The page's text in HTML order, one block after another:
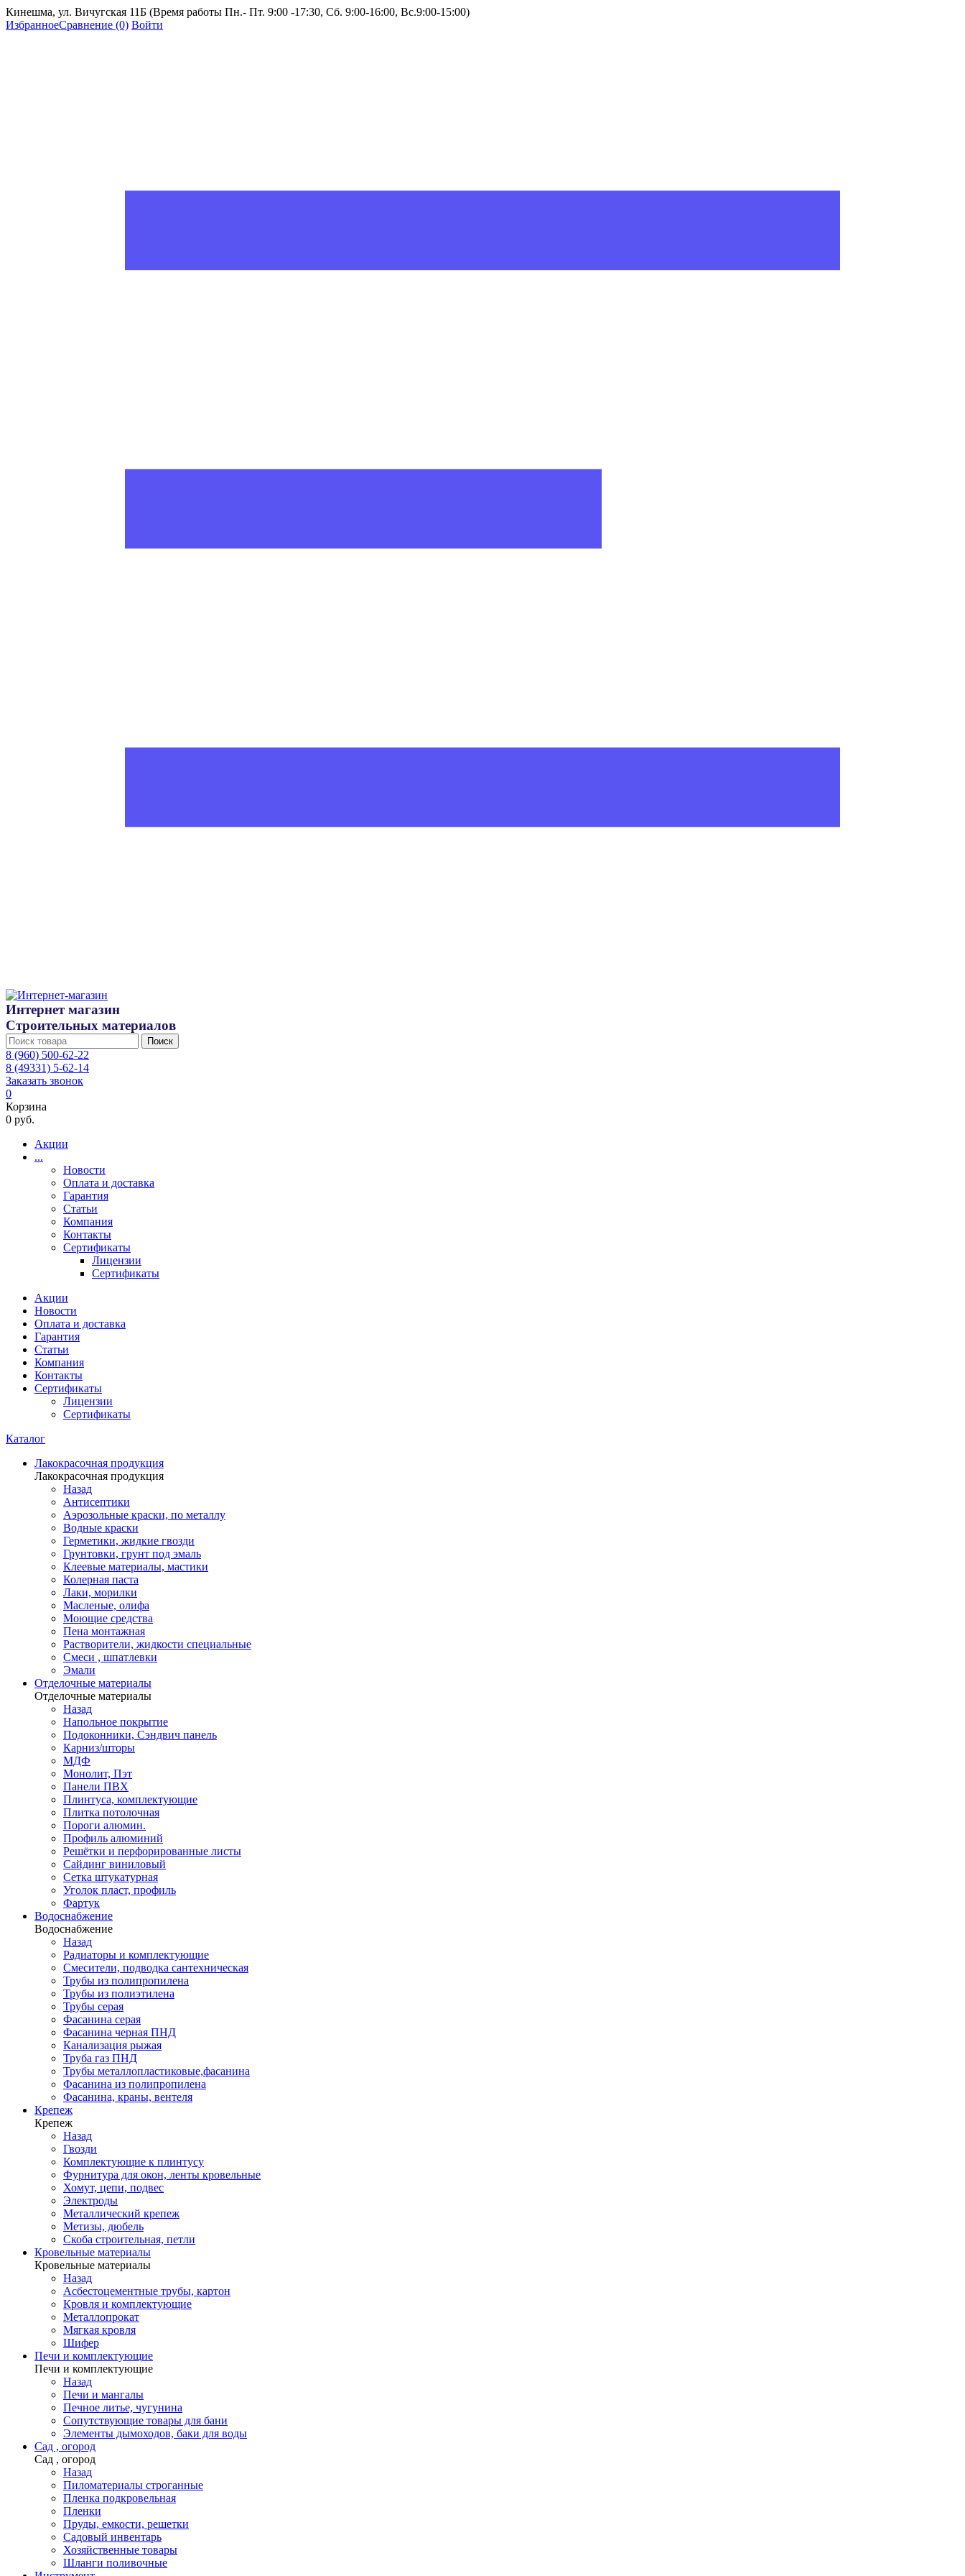
Кинешма, ул. Вичугская 11Б (Время работы Пн.- Пт. 9:00 -17:30, Сб. 9:00-16:00, Вс.9:00-15:00)
ИзбранноеСравнение (0) Войти
Интернет магазин
Строительных материалов
Поиск
8 (960) 500-62-22
8 (49331) 5-62-14
Заказать звонок
0
Корзина
0 руб.
Акции
...
Новости
Оплата и доставка
Гарантия
Статьи
Компания
Контакты
Сертификаты
Лицензии
Сертификаты
Акции
Новости
Оплата и доставка
Гарантия
Статьи
Компания
Контакты
Сертификаты
Лицензии
Сертификаты
Каталог
Лакокрасочная продукция
Лакокрасочная продукция
Назад
Антисептики
Аэрозольные краски, по металлу
Водные краски
Герметики, жидкие гвозди
Грунтовки, грунт под эмаль
Клеевые материалы, мастики
Колерная паста
Лаки, морилки
Масленые, олифа
Моющие средства
Пена монтажная
Растворители, жидкости специальные
Смеси , шпатлевки
Эмали
Отделочные материалы
Отделочные материалы
Назад
Напольное покрытие
Подоконники, Сэндвич панель
Карниз/шторы
МДФ
Монолит, Пэт
Панели ПВХ
Плинтуса, комплектующие
Плитка потолочная
Пороги алюмин.
Профиль алюминий
Решётки и перфорированные листы
Сайдинг виниловый
Сетка штукатурная
Уголок пласт, профиль
Фартук
Водоснабжение
Водоснабжение
Назад
Радиаторы и комплектующие
Смесители, подводка сантехническая
Трубы из полипропилена
Трубы из полиэтилена
Трубы серая
Фасанина серая
Фасанина черная ПНД
Канализация рыжая
Труба газ ПНД
Трубы металлопластиковые,фасанина
Фасанина из полипропилена
Фасанина, краны, вентеля
Крепеж
Крепеж
Назад
Гвозди
Комплектующие к плинтусу
Фурнитура для окон, ленты кровельные
Хомут, цепи, подвес
Электроды
Металлический крепеж
Метизы, дюбель
Скоба строительная, петли
Кровельные материалы
Кровельные материалы
Назад
Асбестоцементные трубы, картон
Кровля и комплектующие
Металлопрокат
Мягкая кровля
Шифер
Печи и комплектующие
Печи и комплектующие
Назад
Печи и мангалы
Печное литье, чугунина
Сопутствующие товары для бани
Элементы дымоходов, баки для воды
Сад , огород
Сад , огород
Назад
Пиломатериалы строганные
Пленка подкровельная
Пленки
Пруды, емкости, решетки
Садовый инвентарь
Хозяйственные товары
Шланги поливочные